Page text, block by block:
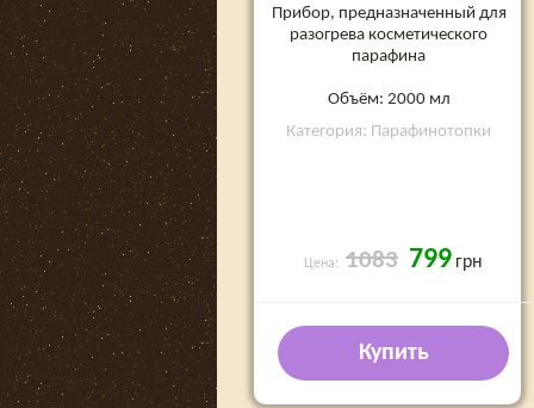
Прибор, предназначенный для
разогрева косметического
парафина
Объём: 2000 мл
Категория: Парафинотопки
Цена: 1083 799 грн
Купить